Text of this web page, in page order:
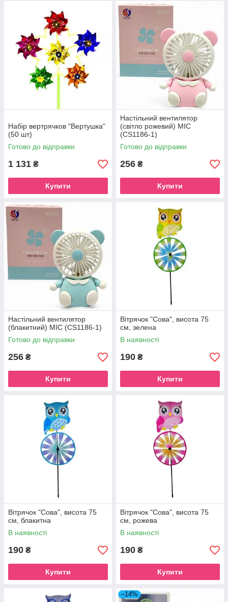
Набір вертрячков "Вертушка"
(50 шт)
Готово до відправки
1 131 ₴
Купити
Настільний вентилятор
(світло рожевий) MIC
(CS1186-1)
Готово до відправки
256 ₴
Купити
Настільний вентилятор
(блакитний) MIC (CS1186-1)
Готово до відправки
256 ₴
Купити
Вітрячок "Сова", висота 75
см, зелена
В наявності
190 ₴
Купити
Вітрячок "Сова", висота 75
см, блакитна
В наявності
190 ₴
Купити
Вітрячок "Сова", висота 75
см, рожева
В наявності
190 ₴
Купити
–14%